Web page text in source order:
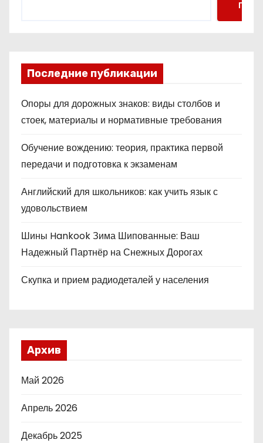
Поиск
Последние публикации
Опоры для дорожных знаков: виды столбов и
стоек, материалы и нормативные требования
Обучение вождению: теория, практика первой
передачи и подготовка к экзаменам
Английский для школьников: как учить язык с
удовольствием
Шины Hankook Зима Шипованные: Ваш
Надежный Партнёр на Снежных Дорогах
Скупка и прием радиодеталей у населения
Архив
Май 2026
Апрель 2026
Декабрь 2025